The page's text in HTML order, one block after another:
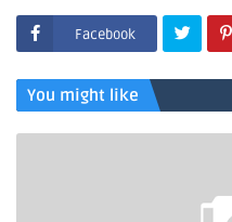
Facebook
You might like